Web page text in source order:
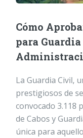
Cómo
para
La Guardia Civil,
prestigiosos de
convocado 3.118
de Cabos y
única para